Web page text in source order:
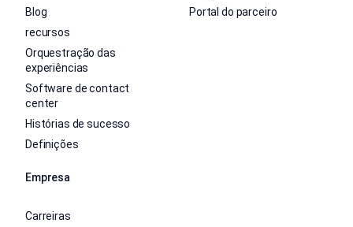
Blog
recursos
Orquestração das
experiências
Software de contact
center
Histórias de sucesso
Definições
Portal do parceiro
Empresa
Carreiras